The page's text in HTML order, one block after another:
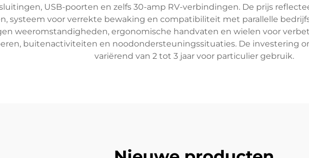
USB-poorten en zelfs 30-amp RV-verbindingen. De prijs
systeem voor verrekte bewaking en compatibiliteit met parallelle
weeromstandigheden, ergonomische handvaten en wielen voor
buitenactiviteiten en noodondersteuningssituaties. De investering
variërend van 2 tot 3 jaar voor particulier gebruik.